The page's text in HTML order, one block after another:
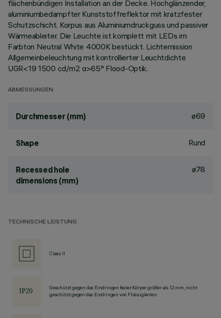
flächenbündigen Installation an der Decke. Hochglänzender,
aluminiumbedampfter Kunststoffreflektor mit kratzfester
Schutzschicht. Korpus aus Aluminiumdruckguss und passiver
Wärmeableiter. Die Leuchte ist komplett mit LEDs im
Farbton Neutral White 4000K bestückt. Lichtemission
Allgemeinbeleuchtung mit kontrollierter Leuchtdichte
UGR<19 1500 cd/m2 α>65° Flood-Optik.
ABMESSUNGEN
Durchmesser (mm) ø69
Shape Rund
Recessed hole
dimensions (mm)
ø78
TECHNISCHE LEISTUNG
Class II
Geschützt gegen das Eindringen fester Körper größer als 12 mm, nicht
geschützt gegen das Eindringen von Flüssigkeiten.